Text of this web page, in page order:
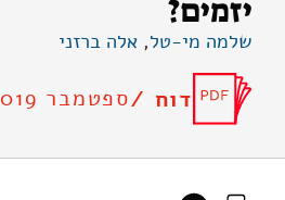
יזמים?
שלמה מי-טל, אלה ברזני
דוח /ספטמבר 2019